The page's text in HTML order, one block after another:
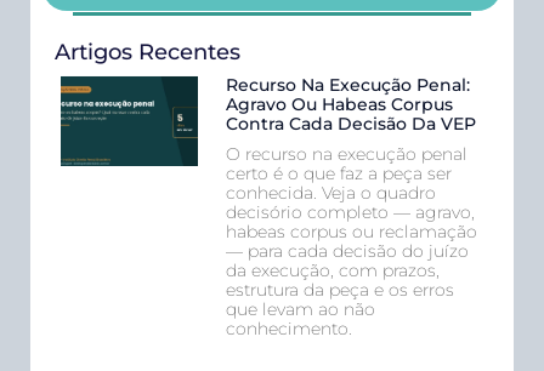
Artigos Recentes
Recurso Na Execução Penal:
Agravo Ou Habeas Corpus
Contra Cada Decisão Da VEP
O recurso na execução penal
certo é o que faz a peça ser
conhecida. Veja o quadro
decisório completo — agravo,
habeas corpus ou reclamação
— para cada decisão do juízo
da execução, com prazos,
estrutura da peça e os erros
que levam ao não
conhecimento.